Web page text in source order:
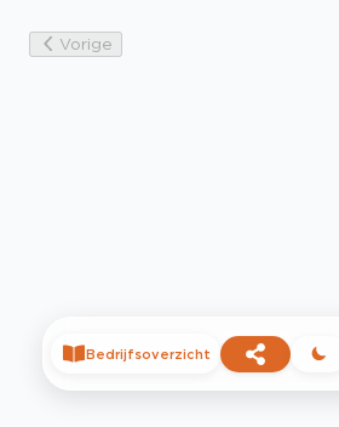
Vorige
Bedrijfsoverzicht